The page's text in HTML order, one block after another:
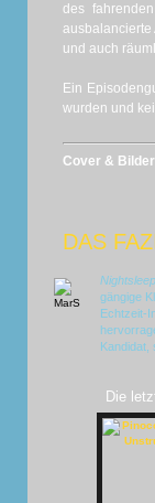
des
und auch
Ein
wurden und
Cover &
DAS
gängige
Kandidat,
Die